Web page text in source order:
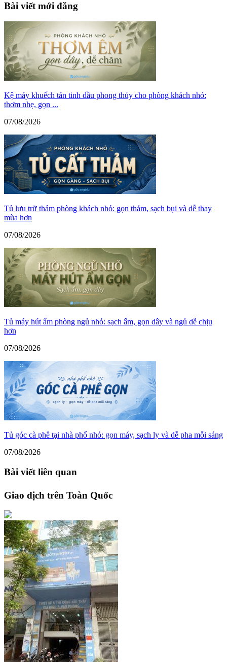
Bài viết mới đăng
Kệ máy khuếch tán tinh dầu phong thủy cho phòng khách nhỏ:
thơm nhẹ, gọn ...
07/08/2026
Tủ lưu trữ thảm phòng khách nhỏ: gọn thảm, sạch bụi và dễ thay
mùa hơn
07/08/2026
Tủ máy hút ẩm phòng ngủ nhỏ: sạch ẩm, gọn dây và ngủ dễ chịu
hơn
07/08/2026
Tủ góc cà phê tại nhà phố nhỏ: gọn máy, sạch ly và dễ pha mỗi sáng
07/08/2026
Bài viết liên quan
Giao dịch trên Toàn Quốc